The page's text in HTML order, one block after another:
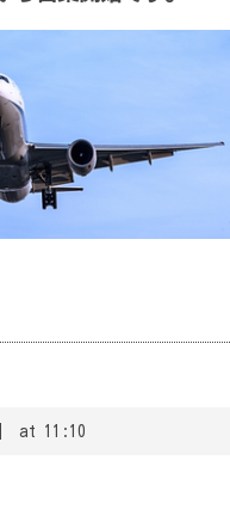
at 11:10